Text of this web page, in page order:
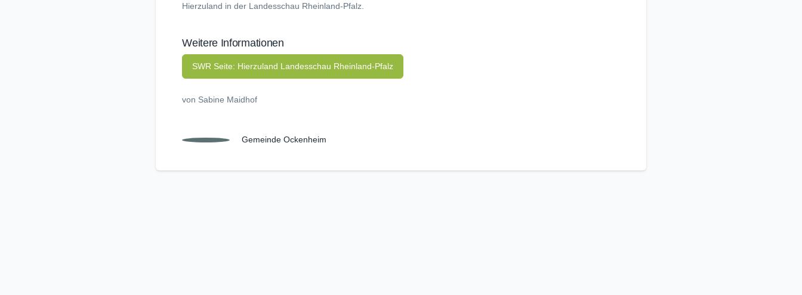
Hierzuland in der Landesschau Rheinland-Pfalz.
Weitere Informationen
SWR Seite: Hierzuland Landesschau Rheinland-Pfalz
von Sabine Maidhof
Gemeinde Ockenheim